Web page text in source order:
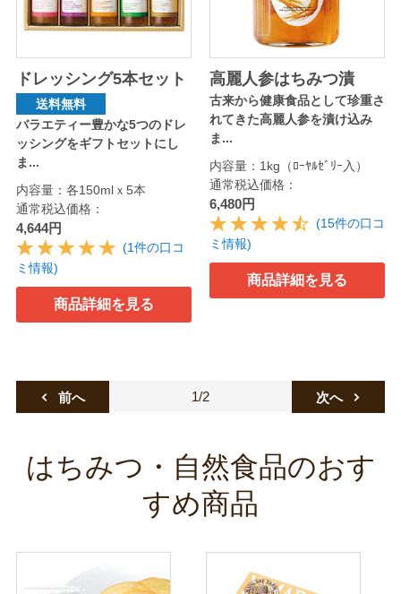
ドレッシング5本セット
送料無料
バラエティー豊かな5つのドレ
ッシングをギフトセットにし
ま...
内容量：各150mlｘ5本
通常税込価格：
4,644円
(1件の口コ
ミ情報)
商品詳細を見る
高麗人参はちみつ漬
古来から健康食品として珍重さ
れてきた高麗人参を漬け込み
ま...
内容量：1kg（ﾛｰﾔﾙｾﾞﾘｰ入）
通常税込価格：
6,480円
(15件の口コ
ミ情報)
商品詳細を見る
1/2
前へ 次へ
はちみつ・自然食品のおす
すめ商品